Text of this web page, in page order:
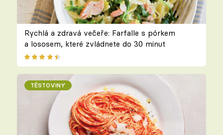
Rychlá a zdravá večeře: Farfalle s pórkem
a lososem, které zvládnete do 30 minut
TĚSTOVINY